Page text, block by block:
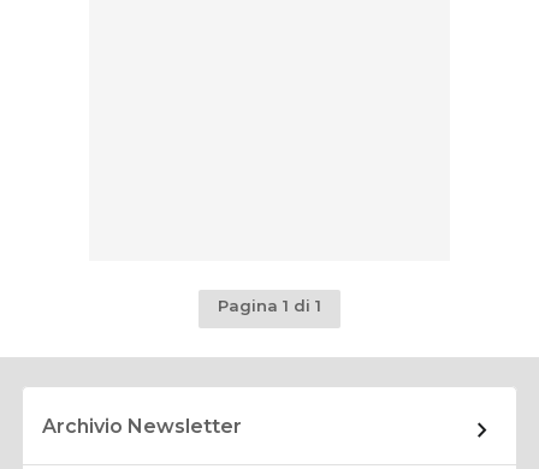
Pagina 1 di 1
Archivio Newsletter